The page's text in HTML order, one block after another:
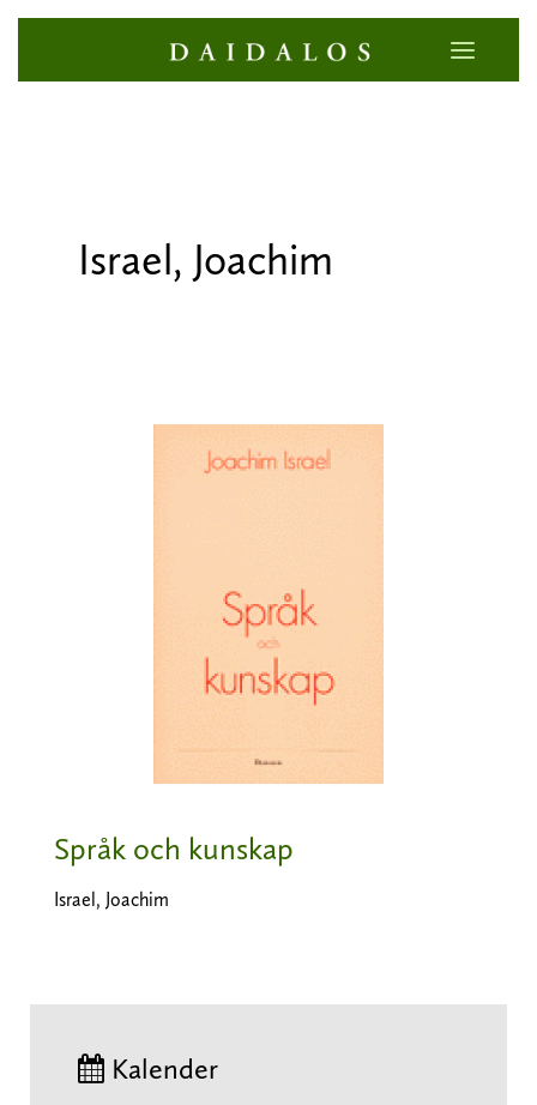
Israel, Joachim
Språk och kunskap
Israel, Joachim
Kalender